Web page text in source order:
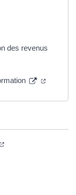
un nouvel onglet)
des revenus
onglet)
(ouverture dans un